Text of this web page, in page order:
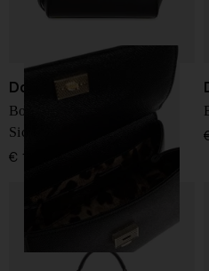
Dolce & Gabbana
Borsa a mano in pelle media
Sicily
€ 1.450,00